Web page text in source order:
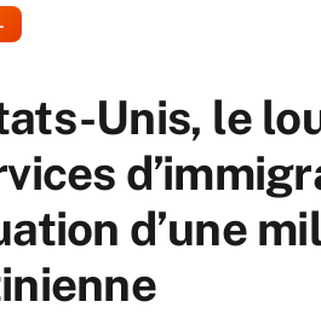
Unis, le
d’une